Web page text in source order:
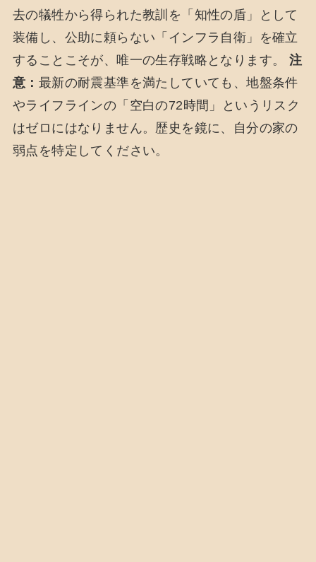
去の犠牲から得られた教訓を「知性の盾」として
装備し、公助に頼らない「インフラ自衛」を確立
することこそが、唯一の生存戦略となります。 注
意： 最新の耐震基準を満たしていても、地盤条件
やライフラインの「空白の72時間」というリスク
はゼロにはなりません。歴史を鏡に、自分の家の
弱点を特定してください。